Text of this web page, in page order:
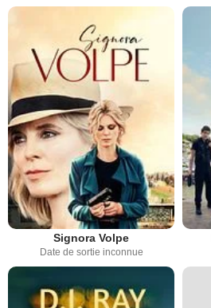
Signora Volpe
Date de sortie inconnue